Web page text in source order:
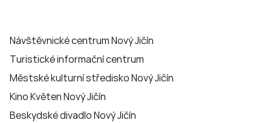
Návštěvnické centrum Nový Jičín
Turistické informační centrum
Městské kulturní středisko Nový Jičín
Kino Květen Nový Jičín
Beskydské divadlo Nový Jičín